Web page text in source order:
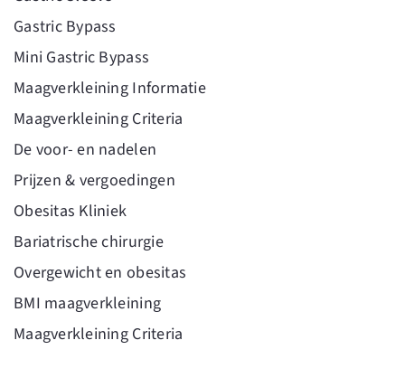
Gastric Bypass
Mini Gastric Bypass
Maagverkleining Informatie
Maagverkleining Criteria
De voor- en nadelen
Prijzen & vergoedingen
Obesitas Kliniek
Bariatrische chirurgie
Overgewicht en obesitas
BMI maagverkleining
Maagverkleining Criteria